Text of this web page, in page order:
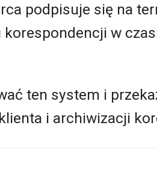
podpisuje się na
w
ten system i
i archiwizacji